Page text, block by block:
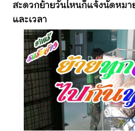
สะดวกย้ายวันไหนก็แจ้งนัดหมา
และเวลา